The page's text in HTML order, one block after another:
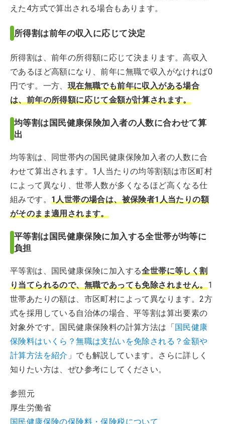
えた4方式で算出される場合もあります。
所得割は前年の収入に応じて決定
所得割は、前年の所得額に応じて決まります。高収入
であるほど高額になり、前年に無職で収入がなければ0
円です。一方、 現在無職でも前年に収入がある場合
は、前年の所得額に応じて金額が計算されます。
均等割は国民健康保険加入者の人数に合わせて算
出
均等割は、同世帯内の国民健康保険加入者の人数に合
わせて算出されます。1人当たりの均等割額は市区町村
によって異なり、世帯人数が多くなるほど高くなる仕
組みです。 1人世帯の場合は、被保険者1人当たりの額
がそのまま適用されます。
平等割は国民健康保険に加入する全世帯が均等に
負担
平等割は、国民健康保険に加入する全世帯に等しく割
り当てられるので、無職であっても免除されません。1
世帯あたりの額は、市区町村によって異なります。2方
式を採用している自治体の場合、平等割は算出要素の
対象外です。国民健康保険料の計算方法は「国民健康
保険料はいくら？無職は支払いを免除される？金額や
計算方法を紹介 」でも解説しています。さらに詳しく
知りたい方は、ぜひ参考にしてください。
参照元
厚生労働省
国民健康保険の保険料・保険税について